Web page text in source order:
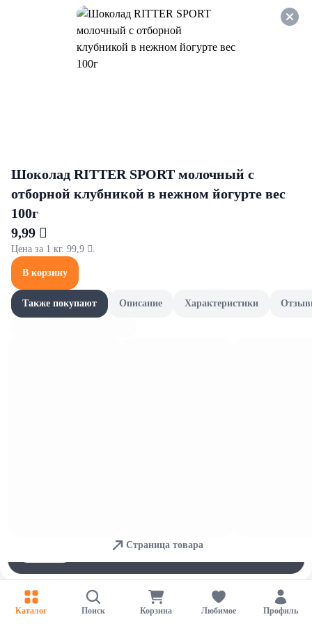
Оформляйте заказ НА
САМОВЫВОЗ и получайте
СКИДКУ 7%
Люблю, и всё тут!
Каталог Поиск Корзина Любимое Профиль
Отказаться Настройки
Шоколад RITTER SPORT молочный с
отборной клубникой в нежном йогурте вес
100г
9,99 
Цена за 1 кг. 99,9 .
В корзину
Также покупают Описание Характеристики
Страница товара